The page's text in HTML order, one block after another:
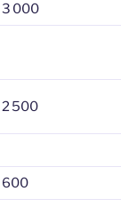
3 000
2 500
600